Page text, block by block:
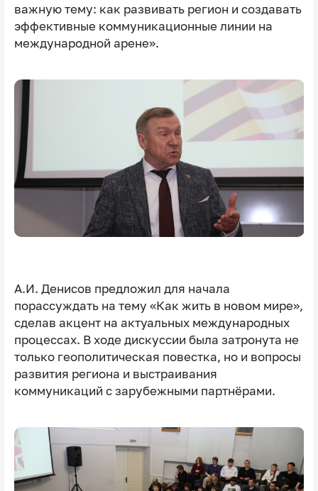
важную тему: как развивать регион и создавать
эффективные коммуникационные линии на
международной арене».
А.И. Денисов предложил для начала
порассуждать на тему «Как жить в новом мире»,
сделав акцент на актуальных международных
процессах. В ходе дискуссии была затронута не
только геополитическая повестка, но и вопросы
развития региона и выстраивания
коммуникаций с зарубежными партнёрами.